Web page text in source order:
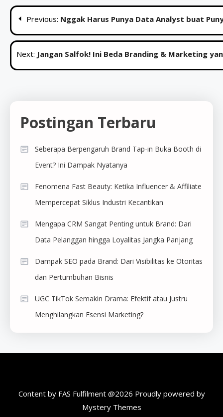
Post
navigation
Previous: Nggak Harus Punya Data Analyst buat
Next: Jangan Salfok! Ini Beda Branding & Marketing
Postingan Terbaru
Seberapa Berpengaruh Brand Tap-in Buka Booth di
Event? Ini Dampak Nyatanya
Fenomena Fast Beauty: Ketika Influencer & Affiliate
Mempercepat Siklus Industri Kecantikan
Mengapa CRM Sangat Penting untuk Brand: Dari
Data Pelanggan hingga Loyalitas Jangka Panjang
Dampak SEO pada Brand: Dari Visibilitas ke Otoritas
dan Pertumbuhan Bisnis
UGC TikTok Semakin Drama: Efektif atau Justru
Menghilangkan Esensi Marketing?
Content by FAS Fulfilment @2026 Proudly powered by
Mystery Themes